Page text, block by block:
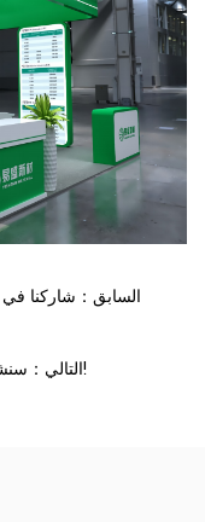
السابق：شاركنا
التالي：سنشارك في معرض صناعة الطلاءات في البرازيل!